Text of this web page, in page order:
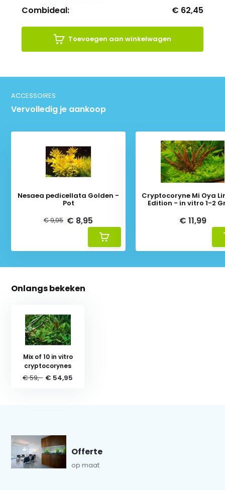
Combideal: € 62,45
Toevoegen aan winkelwagen
ACCESSOIRES
Vervolledig je aankoop
Nesaea pedicellata Golden -
Pot
€ 9,95 € 8,95
Cryptocoryne Mi Oya
Edition - in vitro 1-2
€ 11,99
Onlangs bekeken
Mix of 10 in vitro
cryptocorynes
€ 59,- € 54,95
Offerte
op maat